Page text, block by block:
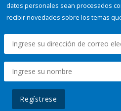
datos personales sean procesados
recibir novedades sobre los temas
Regístrese